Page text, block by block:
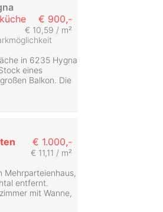
€ 900,-
€ 10,59 / m²
in 6235 Hygna
eines
Balkon. Die
€ 1.000,-
€ 11,11 / m²
Mehrparteienhaus,
entfernt.
mit Wanne,